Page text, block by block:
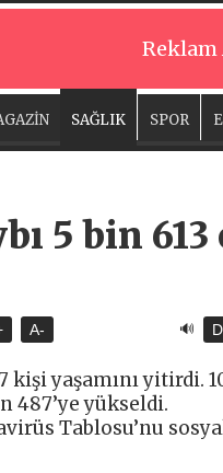
Reklam
SAĞLIK SPOR
5 bin
A- 🔊
yaşamını yitirdi.
487’ye yükseldi.
Tablosu’nu